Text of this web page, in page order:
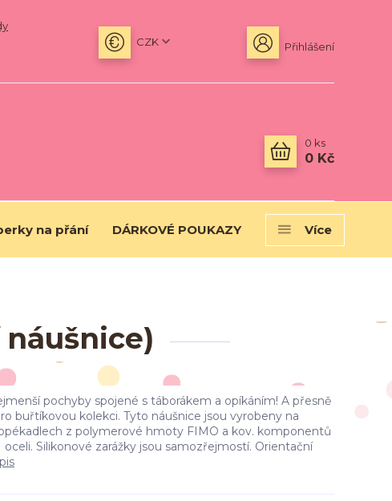
CZK
Přihlášení
0 ks
0 Kč
na přání DÁRKOVÉ POUKAZY Více
pochyby spojené s táborákem a opíkáním! A přesně
buřtíkovou kolekci. Tyto náušnice jsou vyrobeny na
z polymerové hmoty FIMO a kov. komponentů
oceli. Silikonové zarážky jsou samozřejmostí. Orientační